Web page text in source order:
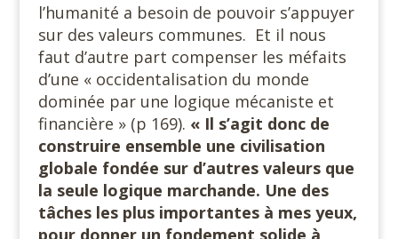
l’humanité a besoin de pouvoir s’appuyer
sur des valeurs communes. Et il nous
faut d’autre part compenser les méfaits
d’une « occidentalisation du monde
dominée par une logique mécaniste et
financière » (p 169). « Il s’agit donc de
construire ensemble une civilisation
globale fondée sur d’autres valeurs que
la seule logique marchande. Une des
tâches les plus importantes à mes yeux,
pour donner un fondement solide à